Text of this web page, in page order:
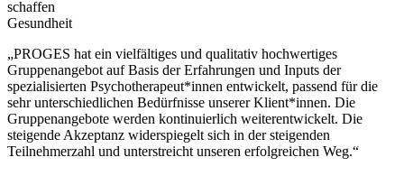
schaffen
Gesundheit
„PROGES hat ein vielfältiges und qualitativ hochwertiges
Gruppenangebot auf Basis der Erfahrungen und Inputs der
spezialisierten Psychotherapeut*innen entwickelt, passend für die
sehr unterschiedlichen Bedürfnisse unserer Klient*innen. Die
Gruppenangebote werden kontinuierlich weiterentwickelt. Die
steigende Akzeptanz widerspiegelt sich in der steigenden
Teilnehmerzahl und unterstreicht unseren erfolgreichen Weg.“